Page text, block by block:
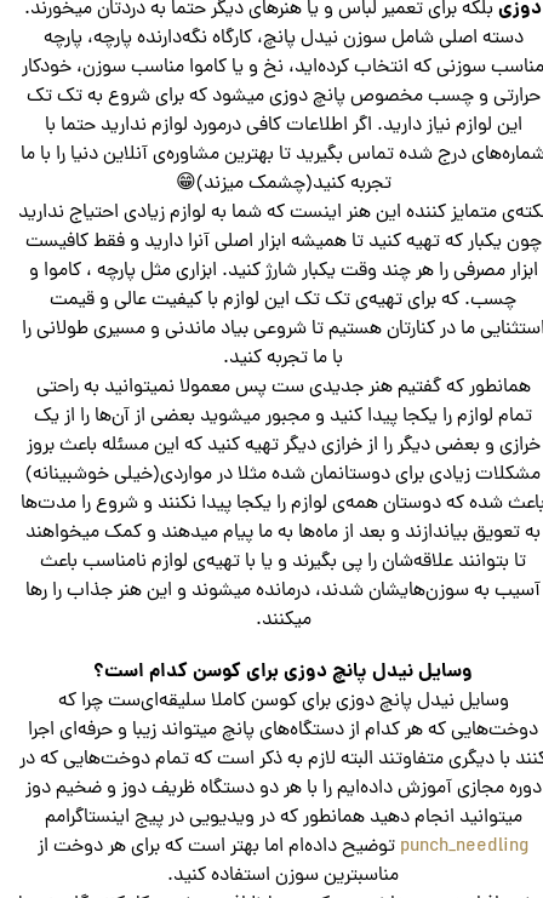
دوزیبلکه برای تعمیر لباس و یا هنرهای دیگر حتما به دردتان میخورند.
دسته اصلی شامل سوزن نیدل پانچ، کارگاه نگه‌دارنده پارچه، پارچه
سوزنی که انتخاب کرده‌اید، نخ و یا کاموا مناسب سوزن، خودکار
حرارتی و چسب مخصوص پانچ دوزی میشود که برای شروع به تک تک
این لوازم نیاز دارید. اگر اطلاعات کافی درمورد لوازم ندارید حتما با
درج شده تماس بگیرید تا بهترین مشاوره‌ی آنلاین دنیا را با ما
تجربه کنید(چشمک میزند)😁
متمایز کننده این هنر اینست که شما به لوازم زیادی احتیاج ندارید
چون یکبار که تهیه کنید تا همیشه ابزار اصلی آنرا دارید و فقط کافیست
ابزار مصرفی را هر چند وقت یکبار شارژ کنید. ابزاری مثل پارچه ، کاموا و
چسب. که برای تهیه‌ی تک تک این لوازم با کیفیت عالی و قیمت
ما در کنارتان هستیم تا شروعی بیاد ماندنی و مسیری طولانی را
با ما تجربه کنید.
همانطور که گفتیم هنر جدیدی ست پس معمولا نمیتوانید به راحتی
تمام لوازم را یکجا پیدا کنید و مجبور میشوید بعضی از آن‌ها را از یک
خرازی و بعضی دیگر را از خرازی دیگر تهیه کنید که این مسئله باعث بروز
مشکلات زیادی برای دوستانمان شده مثلا در مواردی(خیلی خوشبینانه)
شده که دوستان همه‌ی لوازم را یکجا پیدا نکنند و شروع را مدت‌ها
به تعویق بیاندازند و بعد از ماه‌ها به ما پیام میدهند و کمک میخواهند
تا بتوانند علاقه‌شان را پی بگیرند و یا با تهیه‌ی لوازم نامناسب باعث
آسیب به سوزن‌هایشان شدند، درمانده میشوند و این هنر جذاب را رها
میکنند.
وسایل نیدل پانچ دوزی برای کوسن کدام است؟
وسایل نیدل پانچ دوزی برای کوسن کاملا سلیقه‌ای‌ست چرا که
دوخت‌هایی که هر کدام از دستگاه‌های پانچ میتواند زیبا و حرفه‌ای اجرا
با دیگری متفاوتند البته لازم به ذکر است که تمام دوخت‌هایی که در
دوره مجازی آموزش داده‌ایم را با هر دو دستگاه ظریف دوز و ضخیم دوز
میتوانید انجام دهید همانطور که در ویدیو‌یی در پیج اینستاگرامم
punch_needling توضیح داده‌ام اما بهتر است که برای هر دوخت از
مناسبترین سوزن استفاده کنید.